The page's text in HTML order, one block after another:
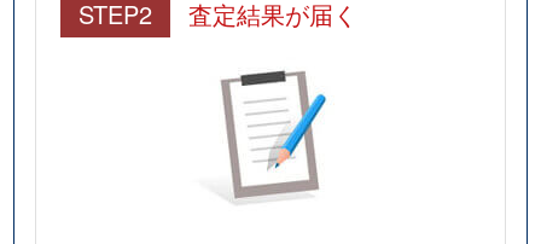
STEP2 査定結果が届く